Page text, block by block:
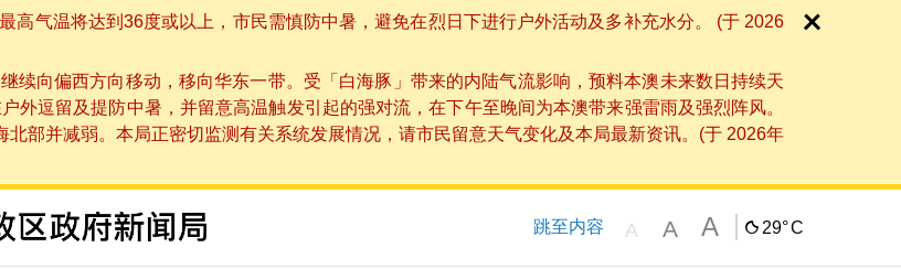
高气温将达到36度或以上，市民需慎防中暑，避免在烈日下进行户外活动及多补充水分。 (于 2026
续向偏西方向移动，移向华东一带。受「白海豚」带来的内陆气流影响，预料本澳未来数日持续天
外逗留及提防中暑，并留意高温触发引起的强对流，在下午至晚间为本澳带来强雷雨及强烈阵风。
部并减弱。本局正密切监测有关系统发展情况，请市民留意天气变化及本局最新资讯。(于 2026年
跳至内容 A A A 29°C